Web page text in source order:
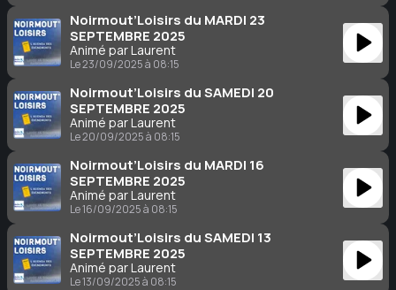
Noirmout’Loisirs du MARDI 23
SEPTEMBRE 2025
Animé par Laurent
Le 23/09/2025 à 08:15
Noirmout’Loisirs du SAMEDI 20
SEPTEMBRE 2025
Animé par Laurent
Le 20/09/2025 à 08:15
Noirmout’Loisirs du MARDI 16
SEPTEMBRE 2025
Animé par Laurent
Le 16/09/2025 à 08:15
Noirmout’Loisirs du SAMEDI 13
SEPTEMBRE 2025
Animé par Laurent
Le 13/09/2025 à 08:15